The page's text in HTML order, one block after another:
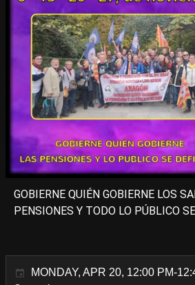
GOBIERNE QUIÉN GOBIERNE LOS
PENSIONES Y TODO LO PÚBLICO
MONDAY, APR 20, 12:00 PM-